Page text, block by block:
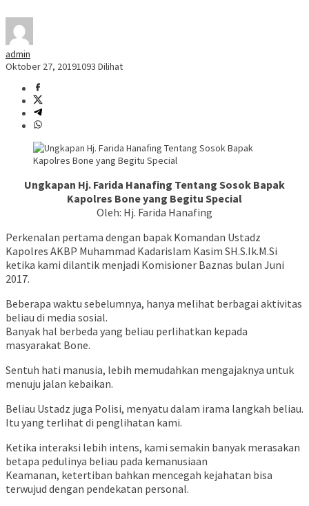
admin
Oktober 27, 20191093 Dilihat
Ungkapan Hj. Farida Hanafing Tentang Sosok Bapak
Kapolres Bone yang Begitu Special
Oleh: Hj. Farida Hanafing
Perkenalan pertama dengan bapak Komandan Ustadz
Kapolres AKBP Muhammad Kadarislam Kasim SH.S.Ik.M.Si
ketika kami dilantik menjadi Komisioner Baznas bulan Juni
2017.
Beberapa waktu sebelumnya, hanya melihat berbagai aktivitas
beliau di media sosial.
Banyak hal berbeda yang beliau perlihatkan kepada
masyarakat Bone.
Sentuh hati manusia, lebih memudahkan mengajaknya untuk
menuju jalan kebaikan.
Beliau Ustadz juga Polisi, menyatu dalam irama langkah beliau.
Itu yang terlihat di penglihatan kami.
Ketika interaksi lebih intens, kami semakin banyak merasakan
betapa pedulinya beliau pada kemanusiaan
Keamanan, ketertiban bahkan mencegah kejahatan bisa
terwujud dengan pendekatan personal.